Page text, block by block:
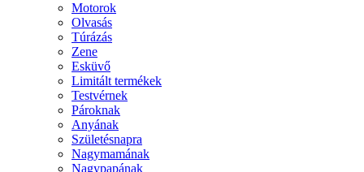
Motorok
Olvasás
Túrázás
Zene
Esküvő
Limitált termékek
Testvérnek
Pároknak
Anyának
Születésnapra
Nagymamának
Nagypapának